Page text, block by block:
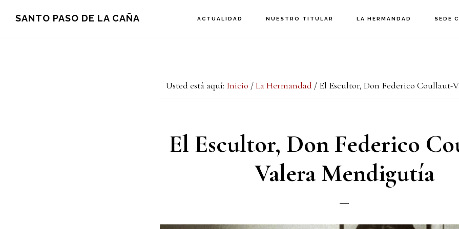
SANTO PASO DE LA CAÑA ACTUALIDAD NUESTRO TITULAR LA HERMANDAD SEDE
Usted está aquí: Inicio /La Hermandad / El Escultor, Don Federico Coullaut-
El Escultor, Don Federico
Valera Mendigutía